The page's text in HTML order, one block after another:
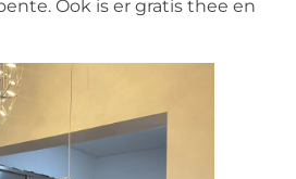
Ook is er gratis thee en